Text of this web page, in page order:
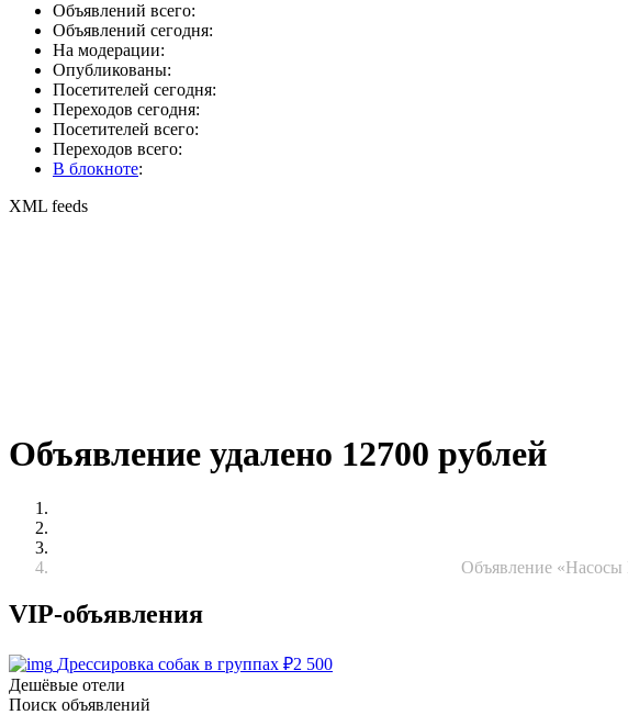
Объявлений всего:
Объявлений сегодня:
На модерации:
Опубликованы:
Посетителей сегодня:
Переходов сегодня:
Посетителей всего:
Переходов всего:
В блокноте:
XML feeds
Объявление удалено 12700 рублей
Объявление «Насосы
VIP-объявления
Дрессировка собак в группах ₽2 500
Дешёвые отели
Поиск объявлений